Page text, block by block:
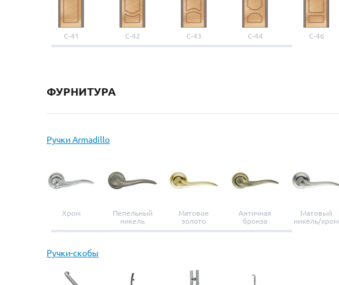
С-41 С-42 С-43 С-44 С-46
ФУРНИТУРА
Ручки Armadillo
Хром
Пепельный
никель
Матовое
золото
Античная
бронза
Матовый
никель/хром
Ручки-скобы